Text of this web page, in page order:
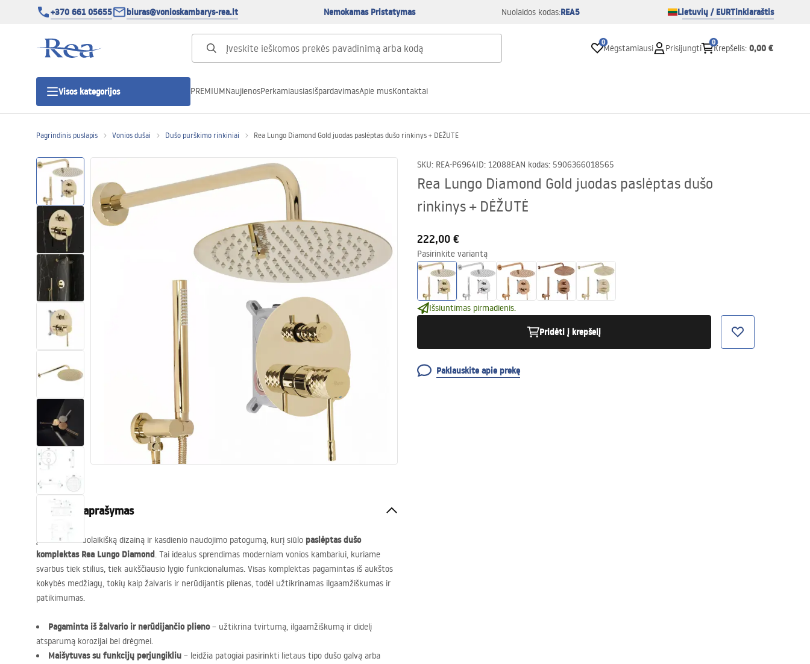
+370 661 05655 biuras@vonioskambarys-rea.lt Nemokamas Pristatymas Nuolaidos kodas:REA5 Lietuvių / EURTinklaraštis
0
Mėgstamiausi Prisijungti
0
Krepšelis: 0,00 €
Visos kategorijos
Dušo durys
Vonios dušo padėklai
Linijiniai dušo kanalai
Praustuvas
Vonios ir ekranai
Virtuvė
Vonios aksesuarai ir baldai
PREMIUMNaujienosPerkamiausiasIšpardavimasApie musKontaktai
Pagrindinis puslapis Vonios dušai Dušo purškimo rinkiniai Rea Lungo Diamond Gold juodas paslėptas dušo rinkinys + DĖŽUTĖ
SKU: REA-P6964ID: 12088EAN kodas: 5906366018565
Rea Lungo Diamond Gold juodas paslėptas dušo
rinkinys + DĖŽUTĖ
222,00 €
Pasirinkite variantą
Išsiuntimas pirmadienis.
Pridėti į krepšelį
Paklauskite apie prekę
Produkto aprašymas
Įvertinkite šiuolaikišką dizainą ir kasdienio naudojimo patogumą, kurį siūlo paslėptas dušo
komplektas Rea Lungo Diamond. Tai idealus sprendimas moderniam vonios kambariui, kuriame
svarbus tiek stilius, tiek aukščiausio lygio funkcionalumas. Visas komplektas pagamintas iš aukštos
kokybės medžiagų, tokių kaip žalvaris ir nerūdijantis plienas, todėl užtikrinamas ilgaamžiškumas ir
patikimumas.
Pagaminta iš žalvario ir nerūdijančio plieno– užtikrina tvirtumą, ilgaamžiškumą ir didelį
atsparumą korozijai bei drėgmei.
Maišytuvas su funkcijų perjungikliu – leidžia patogiai pasirinkti lietaus tipo dušo galvą arba